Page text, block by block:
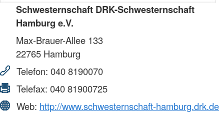
Schwesternschaft DRK-Schwesternschaft
Hamburg e.V.
Max-Brauer-Allee 133
22765 Hamburg
Telefon: 040 8190070
Telefax: 040 81900725
Web: http://www.schwesternschaft-hamburg.drk.de